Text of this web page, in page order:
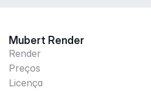
Mubert Render
Render
Preços
Licença